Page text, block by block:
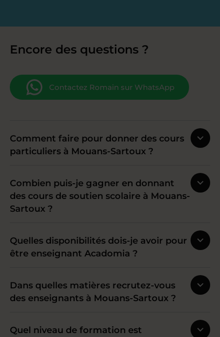
Encore des questions ?
Contactez Romain sur WhatsApp
Comment faire pour donner des cours
particuliers à Mouans-Sartoux ?
Combien puis-je gagner en donnant
des cours de soutien scolaire à Mouans-
Sartoux ?
Quelles disponibilités dois-je avoir pour
être enseignant Acadomia ?
Dans quelles matières recrutez-vous
des enseignants à Mouans-Sartoux ?
Quel niveau de formation est